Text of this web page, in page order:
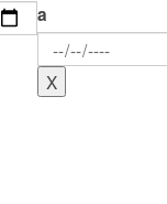
a